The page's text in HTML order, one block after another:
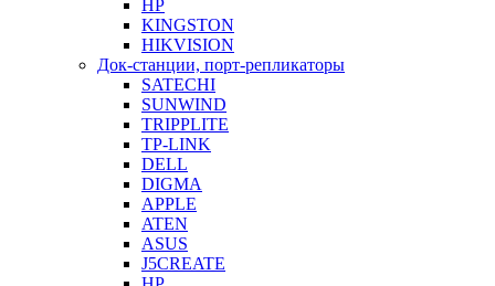
HP
KINGSTON
HIKVISION
Док-станции, порт-репликаторы
SATECHI
SUNWIND
TRIPPLITE
TP-LINK
DELL
DIGMA
APPLE
ATEN
ASUS
J5CREATE